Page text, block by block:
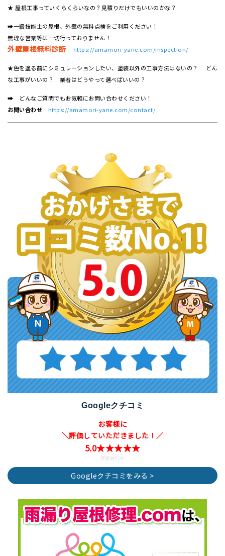
★ 屋根工事っていくらくらいなの？見積りだけでもいいのかな？
➡一級技能士の屋根、外壁の無料点検をご利用ください！
無理な営業等は一切行っておりません！
外壁屋根無料診断 https://amamori-yane.com/inspection/
★色を塗る前にシミュレーションしたい、塗装以外の工事方法はないの？ どん
な工事がいいの？ 業者はどうやって選べばいいの？
➡ どんなご質問でもお気軽にお問い合わせください！
お問い合わせ
https://amamori-yane.com/contact/
Googleクチコミ
お客様に
＼評価していただきました！／
5.0★★★★★
評価数15件
Googleクチコミをみる >